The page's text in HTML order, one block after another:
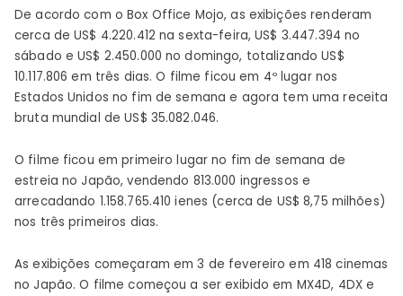
semana
de
estreia
nos
Notícias
De acordo com o Box Office Mojo, as exibições renderam
cerca de US$ 4.220.412 na sexta-feira, US$ 3.447.394 no
sábado e US$ 2.450.000 no domingo, totalizando US$
10.117.806 em três dias. O filme ficou em 4º lugar nos
Estados Unidos no fim de semana e agora tem uma receita
bruta mundial de US$ 35.082.046.
O filme ficou em primeiro lugar no fim de semana de
estreia no Japão, vendendo 813.000 ingressos e
arrecadando 1.158.765.410 ienes (cerca de US$ 8,75 milhões)
nos três primeiros dias.
As exibições começaram em 3 de fevereiro em 418 cinemas
no Japão. O filme começou a ser exibido em MX4D, 4DX e